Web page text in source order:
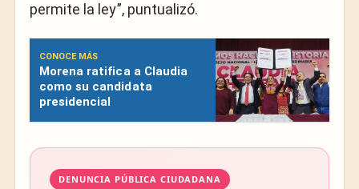
permite la ley”, puntualizó.
CONOCE MÁS
Morena ratifica a Claudia
como su candidata
presidencial
DENUNCIA PÚBLICA CIUDADANA